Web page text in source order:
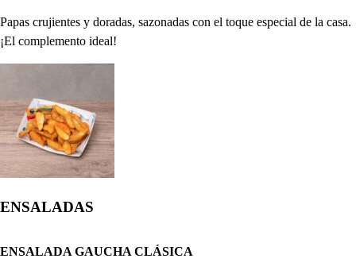
Papas crujientes y doradas, sazonadas con el toque especial de la casa.
¡El complemento ideal!
ENSALADAS
ENSALADA GAUCHA CLÁSICA